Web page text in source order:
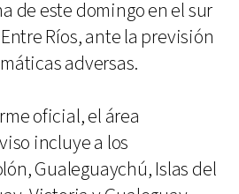
de este domingo en el sur
Ríos, ante la previsión
adversas.
oficial, el área
incluye a los
Gualeguaychú, Islas del